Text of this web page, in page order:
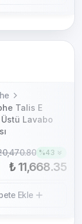
Talis E
Lavabo
%43
₺ 11,668.35
Ekle